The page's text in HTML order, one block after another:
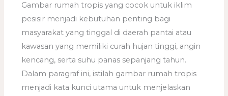
Gambar rumah tropis yang cocok untuk iklim
pesisir menjadi kebutuhan penting bagi
masyarakat yang tinggal di daerah pantai atau
kawasan yang memiliki curah hujan tinggi, angin
kencang, serta suhu panas sepanjang tahun.
Dalam paragraf ini, istilah gambar rumah tropis
menjadi kata kunci utama untuk menjelaskan